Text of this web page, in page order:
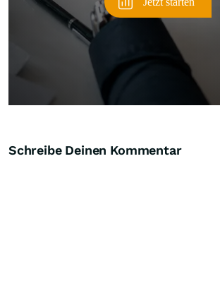
Schreibe Deinen Kommentar